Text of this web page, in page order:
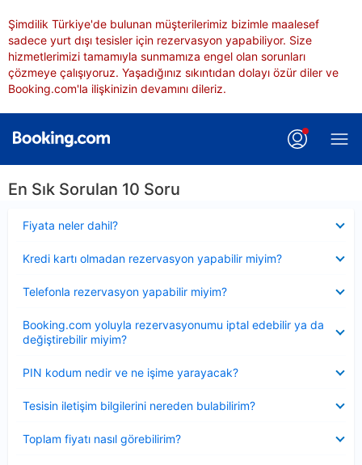
Şimdilik Türkiye'de bulunan müşterilerimiz bizimle maalesef
sadece yurt dışı tesisler için rezervasyon yapabiliyor. Size
hizmetlerimizi tamamıyla sunmamıza engel olan sorunları
çözmeye çalışıyoruz. Yaşadığınız sıkıntıdan dolayı özür diler ve
Booking.com'la ilişkinizin devamını dileriz.
En Sık Sorulan 10 Soru
Fiyata neler dahil?
Kredi kartı olmadan rezervasyon yapabilir miyim?
Telefonla rezervasyon yapabilir miyim?
Booking.com yoluyla rezervasyonumu iptal edebilir ya da
değiştirebilir miyim?
PIN kodum nedir ve ne işime yarayacak?
Tesisin iletişim bilgilerini nereden bulabilirim?
Toplam fiyatı nasıl görebilirim?